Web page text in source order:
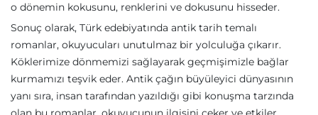
o dönemin kokusunu, renklerini ve dokusunu hisseder.
Sonuç olarak, Türk edebiyatında antik tarih temalı
romanlar, okuyucuları unutulmaz bir yolculuğa çıkarır.
Köklerimize dönmemizi sağlayarak geçmişimizle bağlar
kurmamızı teşvik eder. Antik çağın büyüleyici dünyasının
yanı sıra, insan tarafından yazıldığı gibi konuşma tarzında